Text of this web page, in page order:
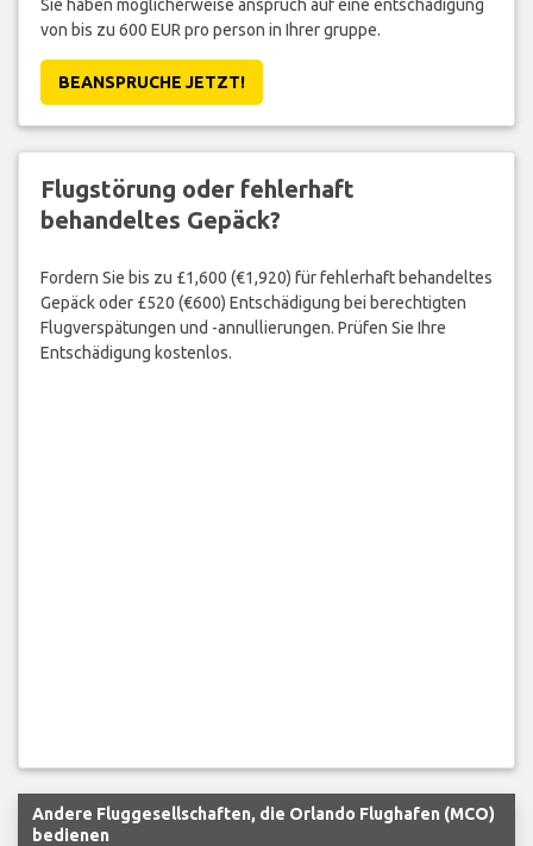
Sie haben möglicherweise anspruch auf eine entschädigung
von bis zu 600 EUR pro person in Ihrer gruppe.
BEANSPRUCHE JETZT!
Flugstörung oder fehlerhaft
behandeltes Gepäck?
Fordern Sie bis zu £1,600 (€1,920) für fehlerhaft behandeltes
Gepäck oder £520 (€600) Entschädigung bei berechtigten
Flugverspätungen und -annullierungen. Prüfen Sie Ihre
Entschädigung kostenlos.
Andere Fluggesellschaften, die Orlando Flughafen (MCO)
bedienen